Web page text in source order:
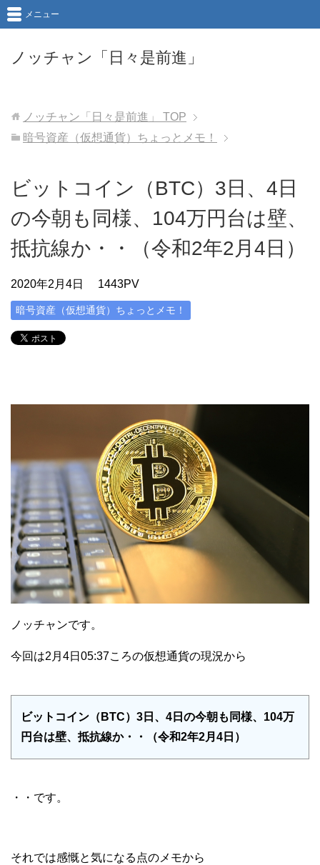
ノッチャン「日々是前進」
メニュー
ノッチャン「日々是前進」
TOP
暗号資産（仮想通貨）ちょっとメモ！
ビットコイン（BTC）3日、4日
の今朝も同様、104万円台は壁、
抵抗線か・・（令和2年2月4日）
2020年2月4日 1443PV
暗号資産（仮想通貨）ちょっとメモ！
ノッチャンです。
今回は2月4日05:37ころの仮想通貨の現況から
ビットコイン（BTC）3日、4日の今朝も同様、104万
円台は壁、抵抗線か・・（令和2年2月4日）
・・です。
それでは感慨と気になる点のメモから